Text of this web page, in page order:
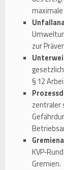
zur
§ 12
zentraler
Gremien.